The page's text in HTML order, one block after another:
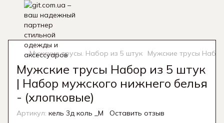
Мужские трусы. Набор из 5 штук Мужские трусы
Мужские трусы Набор из 5 штук
| Набор мужского нижнего белья
- (хлопковые)
Артикул: кель 3д коль _M Оставить отзыв